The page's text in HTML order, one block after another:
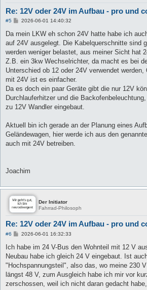
Re: 12V oder 24V im Aufbau - pro und
#5
B
i
r
a
2026-06-01 14:40:32
Da mein LKW eh schon 24V hatte habe ich
auf 24V ausgelegt. Die Kabelquerschnitte sind
werden weniger belastet, aus meiner Sicht hat
Z.B. ein 3kw Wechselrichter, da macht es bei
Unterschied ob 12 oder 24V verwendet
mit 24V ist es einfacher.
Da es doch ein paar Geräte gibt die nur 12V
Durchlauferhitzer und die
zu 12V Wandler eingebaut.
Aktuell bin ich gerade an der Planung eines
Geländewagen, hier werde ich aus den
auch mit 24V betreiben.
Joachim
Der Initiator
Fahrrad-Philosoph
Re: 12V oder 24V im Aufbau - pro und
#6
B
i
r
a
2026-06-01 16:32:33
Ich habe im 24 V-Bus den Wohnteil mit 12 V
Neubau habe ich gleich 24 V eingebaut. Ist
"Hochspannungsteil", also das, wo meine 230
längst 48 V, zum Ausgleich habe ich mir vor
zerschossen, weil ich nicht daran gedacht